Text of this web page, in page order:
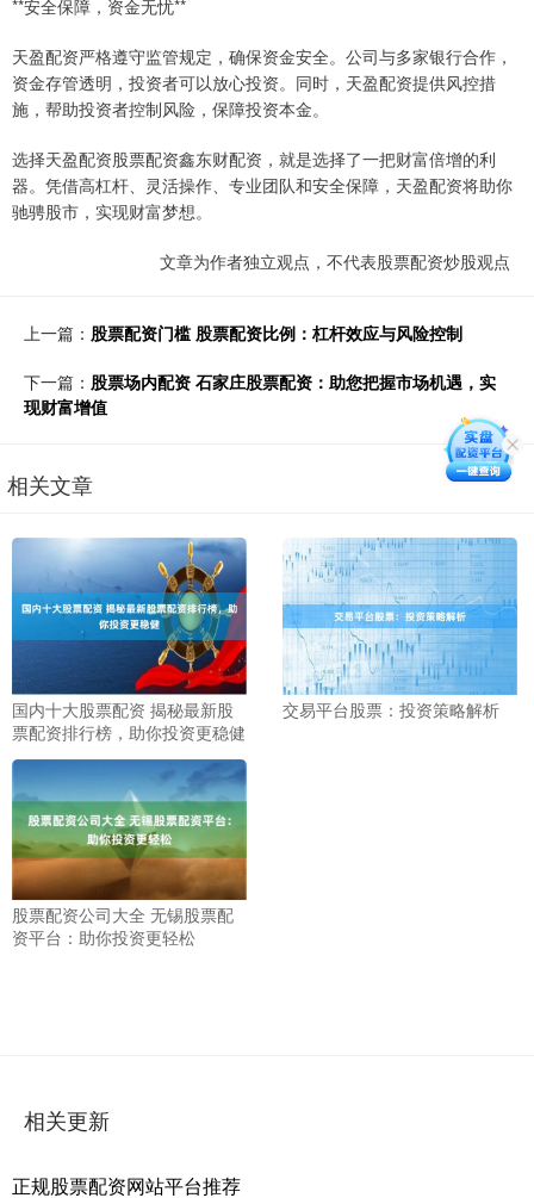
**安全保障，资金无忧**
天盈配资严格遵守监管规定，确保资金安全。公司与多家银行合作，
资金存管透明，投资者可以放心投资。同时，天盈配资提供风控措
施，帮助投资者控制风险，保障投资本金。
选择天盈配资股票配资鑫东财配资，就是选择了一把财富倍增的利
器。凭借高杠杆、灵活操作、专业团队和安全保障，天盈配资将助你
驰骋股市，实现财富梦想。
文章为作者独立观点，不代表股票配资炒股观点
上一篇： 股票配资门槛 股票配资比例：杠杆效应与风险控制
下一篇： 股票场内配资 石家庄股票配资：助您把握市场机遇，实
现财富增值
相关文章
国内十大股票配资 揭秘最新股
票配资排行榜，助你投资更稳健
交易平台股票：投资策略解析
股票配资公司大全 无锡股票配
资平台：助你投资更轻松
相关更新
正规股票配资网站平台推荐